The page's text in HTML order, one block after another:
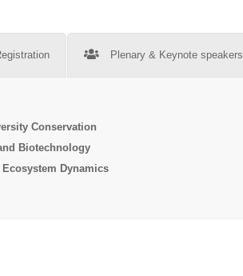
Plenary & Keynote speakers
Conservation
Biotechnology
Dynamics